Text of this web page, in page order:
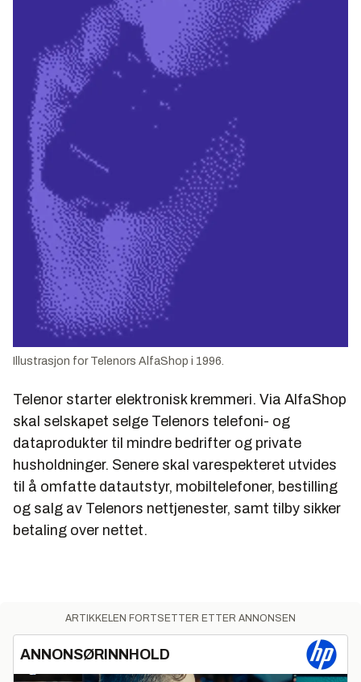
Illustrasjon for Telenors AlfaShop i 1996.
Telenor starter elektronisk kremmeri. Via AlfaShop
skal selskapet selge Telenors telefoni- og
dataprodukter til mindre bedrifter og private
husholdninger. Senere skal varespekteret utvides
til å omfatte datautstyr, mobiltelefoner, bestilling
og salg av Telenors nettjenester, samt tilby sikker
betaling over nettet.
ARTIKKELEN FORTSETTER ETTER ANNONSEN
ANNONSØRINNHOLD